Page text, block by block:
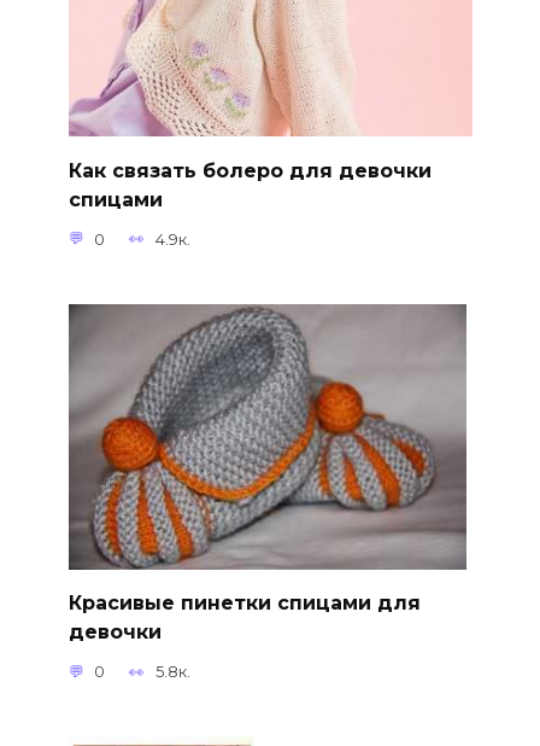
Как связать болеро для девочки
спицами
0 4.9к.
Красивые пинетки спицами для
девочки
0 5.8к.